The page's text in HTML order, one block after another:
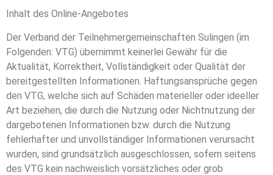
Inhalt des Online-Angebotes
Der Verband der Teilnehmergemeinschaften Sulingen (im
Folgenden: VTG) übernimmt keinerlei Gewähr für die
Aktualität, Korrektheit, Vollständigkeit oder Qualität der
bereitgestellten Informationen. Haftungsansprüche gegen
den VTG, welche sich auf Schäden materieller oder ideeller
Art beziehen, die durch die Nutzung oder Nichtnutzung der
dargebotenen Informationen bzw. durch die Nutzung
fehlerhafter und unvollständiger Informationen verursacht
wurden, sind grundsätzlich ausgeschlossen, sofern seitens
des VTG kein nachweislich vorsätzliches oder grob